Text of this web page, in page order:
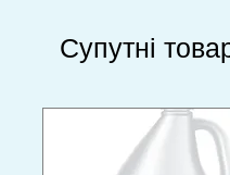
Супутні